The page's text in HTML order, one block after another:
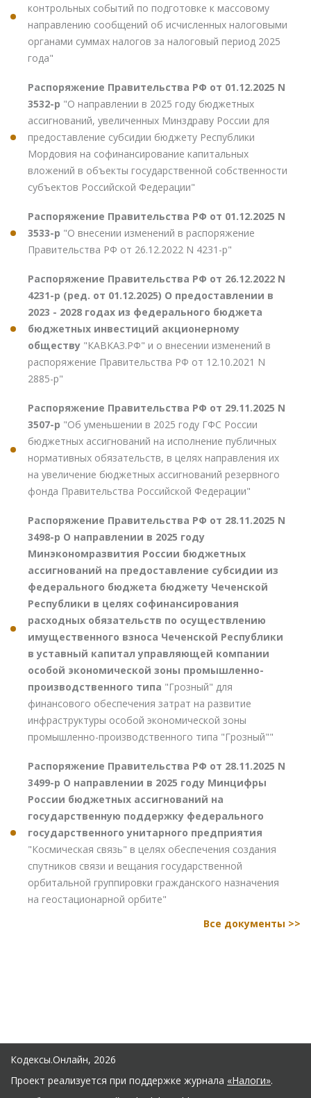
контрольных событий по подготовке к массовому
направлению сообщений об исчисленных налоговыми
органами суммах налогов за налоговый период 2025
года"
Распоряжение Правительства РФ от 01.12.2025 N
3532-р "О направлении в 2025 году бюджетных
ассигнований, увеличенных Минздраву России для
предоставление субсидии бюджету Республики
Мордовия на софинансирование капитальных
вложений в объекты государственной собственности
субъектов Российской Федерации"
Распоряжение Правительства РФ от 01.12.2025 N
3533-р "О внесении изменений в распоряжение
Правительства РФ от 26.12.2022 N 4231-р"
Распоряжение Правительства РФ от 26.12.2022 N
4231-р (ред. от 01.12.2025) О предоставлении в
2023 - 2028 годах из федерального бюджета
бюджетных инвестиций акционерному
обществу "КАВКАЗ.РФ" и о внесении изменений в
распоряжение Правительства РФ от 12.10.2021 N
2885-р"
Распоряжение Правительства РФ от 29.11.2025 N
3507-р "Об уменьшении в 2025 году ГФС России
бюджетных ассигнований на исполнение публичных
нормативных обязательств, в целях направления их
на увеличение бюджетных ассигнований резервного
фонда Правительства Российской Федерации"
Распоряжение Правительства РФ от 28.11.2025 N
3498-р О направлении в 2025 году
Минэкономразвития России бюджетных
ассигнований на предоставление субсидии из
федерального бюджета бюджету Чеченской
Республики в целях софинансирования
расходных обязательств по осуществлению
имущественного взноса Чеченской Республики
в уставный капитал управляющей компании
особой экономической зоны промышленно-
производственного типа "Грозный" для
финансового обеспечения затрат на развитие
инфраструктуры особой экономической зоны
промышленно-производственного типа "Грозный""
Распоряжение Правительства РФ от 28.11.2025 N
3499-р О направлении в 2025 году Минцифры
России бюджетных ассигнований на
государственную поддержку федерального
государственного унитарного предприятия
"Космическая связь" в целях обеспечения создания
спутников связи и вещания государственной
орбитальной группировки гражданского назначения
на геостационарной орбите"
Все документы >>
Кодексы.Онлайн, 2026
Проект реализуется при поддержке журнала «Налоги».